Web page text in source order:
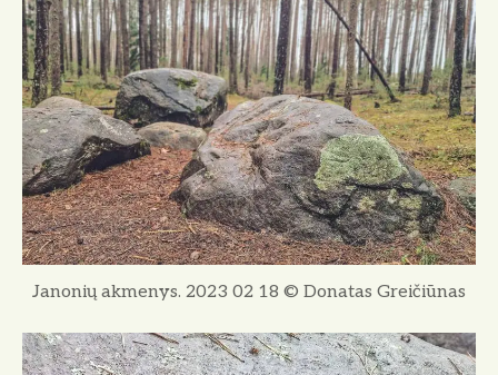
Janonių akmenys. 2023 02 18 © Donatas Greičiūnas